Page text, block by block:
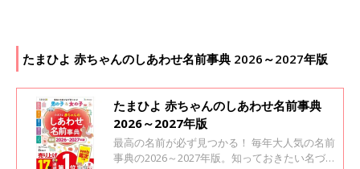
たまひよ 赤ちゃんのしあわせ名前事典 2026～2027年版
たまひよ 赤ちゃんのしあわせ名前事典
2026～2027年版
最高の名前が必ず見つかる！ 毎年大人気の名前
事典の2026～2027年版。知っておきたい名づ